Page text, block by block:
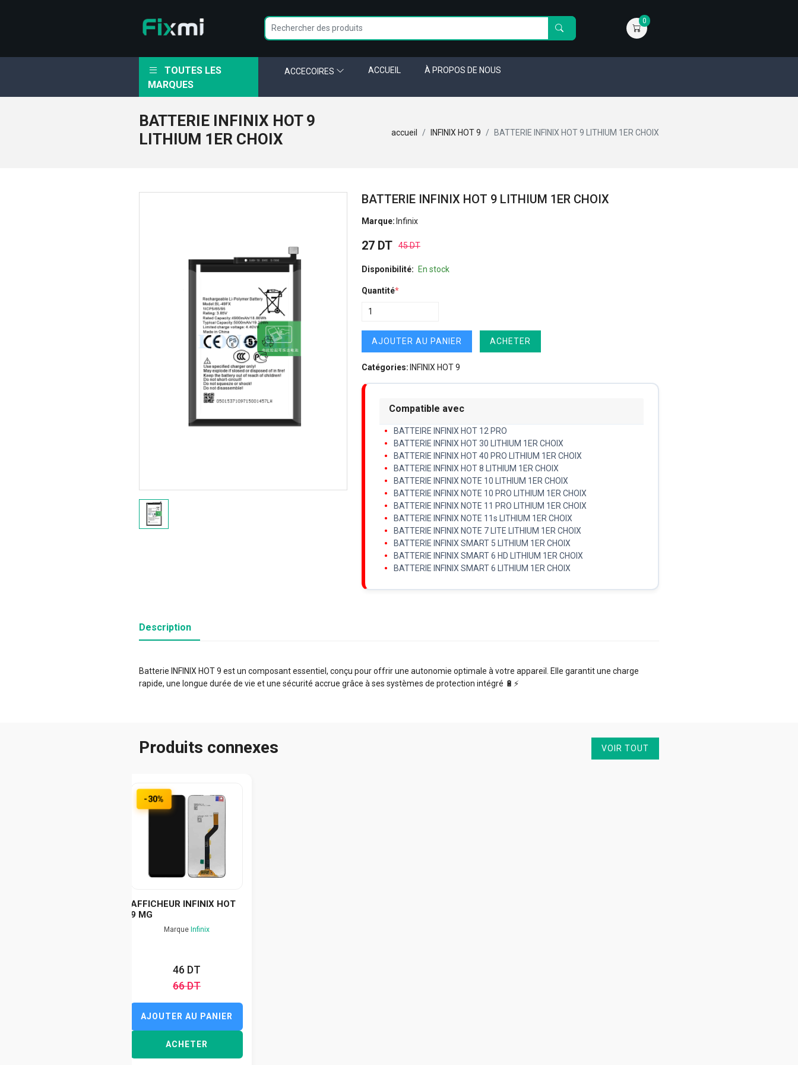
0
TOUTES LES
MARQUES
ACCECOIRES ACCUEIL À PROPOS DE NOUS
BATTERIE INFINIX HOT 9
LITHIUM 1ER CHOIX
accueil INFINIX HOT 9 BATTERIE INFINIX HOT 9 LITHIUM 1ER CHOIX
BATTERIE INFINIX HOT 9 LITHIUM 1ER CHOIX
Marque: Infinix
27 DT 45 DT
Disponibilité: En stock
Quantité*
AJOUTER AU PANIER ACHETER
Catégories: INFINIX HOT 9
Compatible avec
BATTEIRE INFINIX HOT 12 PRO
BATTERIE INFINIX HOT 30 LITHIUM 1ER CHOIX
BATTERIE INFINIX HOT 40 PRO LITHIUM 1ER CHOIX
BATTERIE INFINIX HOT 8 LITHIUM 1ER CHOIX
BATTERIE INFINIX NOTE 10 LITHIUM 1ER CHOIX
BATTERIE INFINIX NOTE 10 PRO LITHIUM 1ER CHOIX
BATTERIE INFINIX NOTE 11 PRO LITHIUM 1ER CHOIX
BATTERIE INFINIX NOTE 11s LITHIUM 1ER CHOIX
BATTERIE INFINIX NOTE 7 LITE LITHIUM 1ER CHOIX
BATTERIE INFINIX SMART 5 LITHIUM 1ER CHOIX
BATTERIE INFINIX SMART 6 HD LITHIUM 1ER CHOIX
BATTERIE INFINIX SMART 6 LITHIUM 1ER CHOIX
Description
Batterie INFINIX HOT 9 est un composant essentiel, conçu pour offrir une autonomie optimale à votre appareil. Elle garantit une charge
rapide, une longue durée de vie et une sécurité accrue grâce à ses systèmes de protection intégré 🔋⚡️
Produits connexes VOIR TOUT
-30%
AFFICHEUR INFINIX HOT
9 MG
Marque Infinix
46 DT
66 DT
AJOUTER AU PANIER
ACHETER